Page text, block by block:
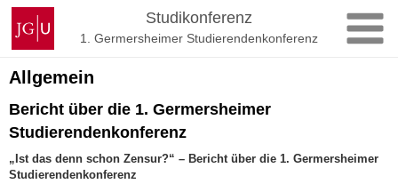
Zum
Inhalt
springen
Johannes
Gutenberg-
Universität
Mainz
Studikonferenz
1. Germersheimer Studierendenkonferenz
Allgemein
Bericht über die 1. Germersheimer
Studierendenkonferenz
„Ist das denn schon Zensur?“ – Bericht über die 1. Germersheimer
Studierendenkonferenz